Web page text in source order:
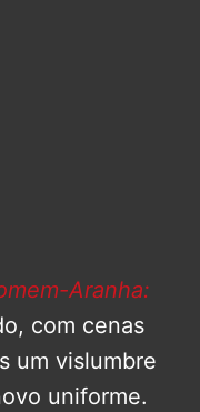
Aranha:
com cenas
um vislumbre
uniforme.